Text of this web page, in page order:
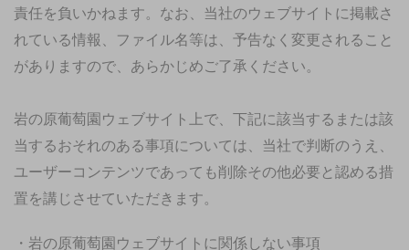
責任を負いかねます。なお、当社のウェブサイトに掲載さ
れている情報、ファイル名等は、予告なく変更されること
がありますので、あらかじめご了承ください。
岩の原葡萄園ウェブサイト上で、下記に該当するまたは該
当するおそれのある事項については、当社で判断のうえ、
ユーザーコンテンツであっても削除その他必要と認める措
置を講じさせていただきます。
・岩の原葡萄園ウェブサイトに関係しない事項